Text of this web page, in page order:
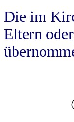
Die im
Eltern